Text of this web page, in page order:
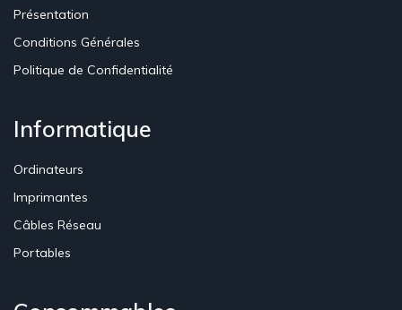
Présentation
Conditions Générales
Politique de Confidentialité
Informatique
Ordinateurs
Imprimantes
Câbles Réseau
Portables